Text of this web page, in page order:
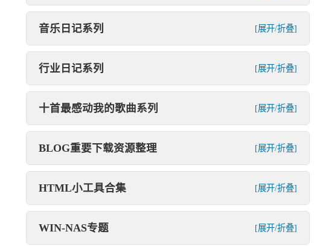
音乐日记系列 [展开/折叠]
行业日记系列 [展开/折叠]
十首最感动我的歌曲系列 [展开/折叠]
BLOG重要下载资源整理 [展开/折叠]
HTML小工具合集 [展开/折叠]
WIN-NAS专题 [展开/折叠]